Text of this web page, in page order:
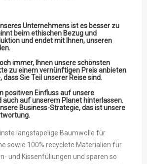
Unternehmens ist es besser zu
beim ethischen Bezug und
und endet mit Ihnen, unseren
immer, Ihnen unsere schönsten
zu einem vernünftigen Preis anbieten
dass Sie Teil unserer Reise sind.
positiven Einfluss auf unsere
auch auf unserem Planet hinterlassen.
Business-Strategie, das ist unsere
langstapelige Baumwolle für
sowie 100% recyclete Materialien für
und Kissenfüllungen und sparen so